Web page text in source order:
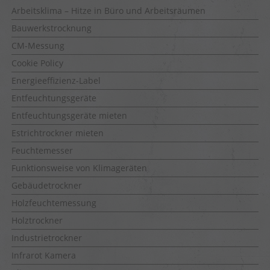
Arbeitsklima – Hitze in Büro und Arbeitsräumen
Bauwerkstrocknung
CM-Messung
Cookie Policy
Energieeffizienz-Label
Entfeuchtungsgeräte
Entfeuchtungsgeräte mieten
Estrichtrockner mieten
Feuchtemesser
Funktionsweise von Klimageräten
Gebäudetrockner
Holzfeuchtemessung
Holztrockner
Industrietrockner
Infrarot Kamera